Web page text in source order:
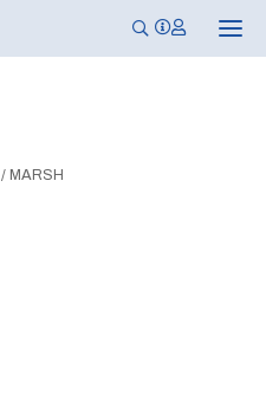
N
a
/ MARSH